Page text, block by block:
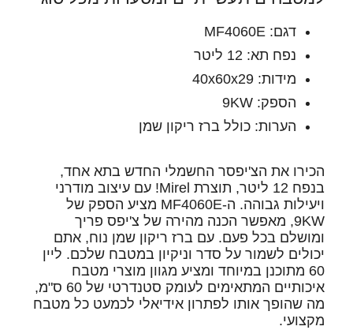
דגם: MF4060E
נפח תא: 12 ליטר
מידות: 40x60x29
הספק: 9KW
הערות: כולל ברז ריקון שמן
הכירו את הצ'יפסר החשמלי החדש בתא אחד,
בנפח 12 ליטר, תוצרת Mirel! עם עיצוב מודרני
ויעילות גבוהה. ה-MF4060E מציע הספק של
9KW, מאפשר הכנה מהירה של צ'יפס פריך
ומושלם בכל פעם. עם ברז ריקון שמן נוח, אתם
יכולים לשמור על סדר וניקיון במטבח שלכם. ליין
60 מתוכנן במיוחד ומציע מגוון מוצרי מטבח
איכותיים המתאימים לעומק סטנדרטי של 60 ס"מ,
מה שהופך אותו לפתרון אידיאלי לכמעט כל מטבח
מקצועי.